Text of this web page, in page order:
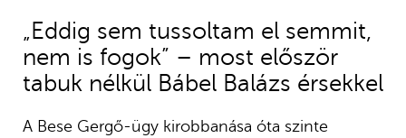
„Eddig sem tussoltam el semmit,
nem is fogok” – most először
tabuk nélkül Bábel Balázs érsekkel
A Bese Gergő-ügy kirobbanása óta szinte